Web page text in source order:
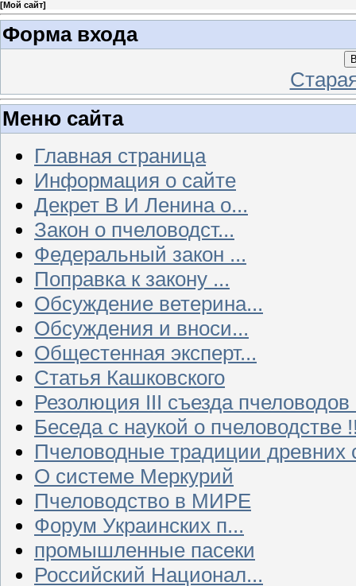
[Мой сайт]
Форма входа
Меню сайта
Главная страница
Информация о сайте
Декрет В И Ленина о...
Закон о пчеловодст...
Федеральный закон ...
Поправка к закону ...
Обсуждение ветерина...
Обсуждения и вноси...
Общестенная эксперт...
Статья Кашковского
Резолюция III съезда
Беседа с наукой о пчеловодстве
Пчеловодные традиции древних
О системе Меркурий
Пчеловодство в МИРЕ
Форум Украинских п...
промышленные пасеки
Российский Национал...